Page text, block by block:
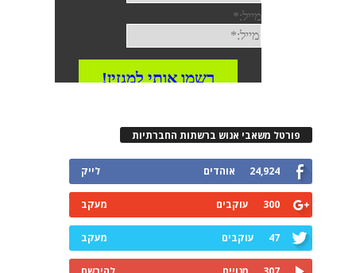
פורטל משאבי אנוש ברשתות החברתיות
24,924 אוהדים לייק
300 עוקבים מעקב
47 עוקבים מעקב